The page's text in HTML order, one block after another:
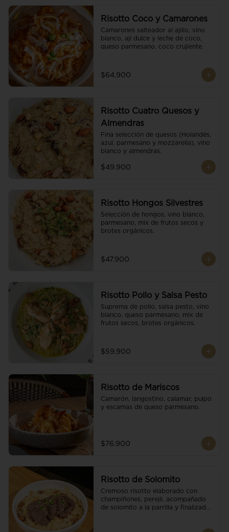
Risotto Coco y Camarones
Camarones salteador al ajillo, vino
blanco, ají dulce y leche de coco,
queso parmesano, coco crujiente.
$64.900
Risotto Cuatro Quesos y
Almendras
Fina selección de quesos (Holandés,
azul, parmesano y mozzarella), vino
blanco y almendras.
$49.900
Risotto Hongos Silvestres
Selección de hongos, vino blanco,
parmesano, mix de frutos secos y
brotes orgánicos.
$47.900
Risotto Pollo y Salsa Pesto
Suprema de pollo, salsa pesto, vino
blanco, queso parmesano, mix de
frutos secos, brotes orgánicos.
$59.900
Risotto de Mariscos
Camarón, langostino, calamar, pulpo
y escamas de queso parmesano.
$76.900
Risotto de Solomito
Cremoso risotto elaborado con
champiñones, perejil, acompañado
de solomito a la parrilla y finalizado